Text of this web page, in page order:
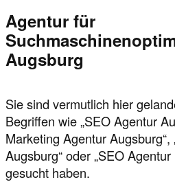
Agentur für
Augsburg
Sie sind vermutlich hier
Begriffen wie „SEO Agentur
Marketing Agentur Augsburg“,
Augsburg“ oder „SEO
gesucht haben.